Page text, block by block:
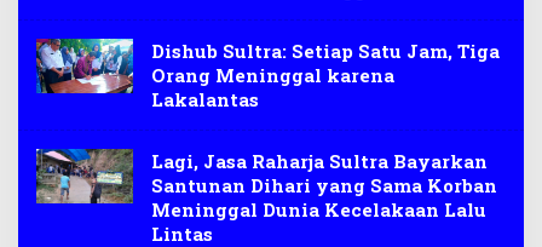
Dishub Sultra: Setiap Satu Jam, Tiga
Orang Meninggal karena
Lakalantas
Lagi, Jasa Raharja Sultra Bayarkan
Santunan Dihari yang Sama Korban
Meninggal Dunia Kecelakaan Lalu
Lintas